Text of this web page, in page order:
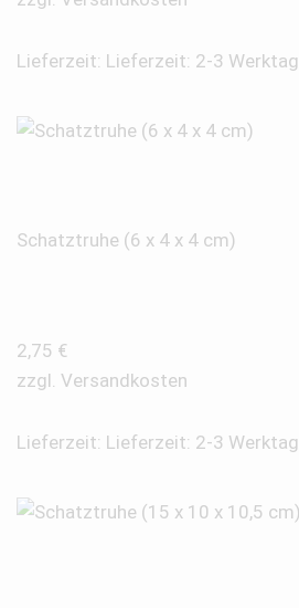
Lieferzeit: Lieferzeit: 2-3
Schatztruhe (6 x 4 x 4 cm)
2,75 €
zzgl. Versandkosten
Lieferzeit: Lieferzeit: 2-3